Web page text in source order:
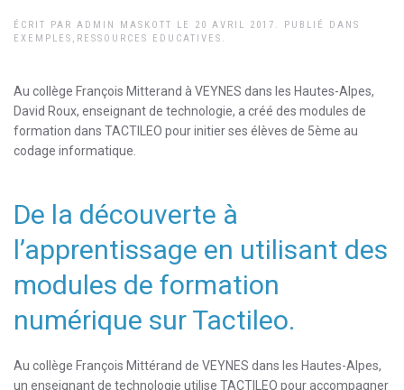
ÉCRIT PAR ADMIN MASKOTT LE 20 AVRIL 2017 . PUBLIÉ DANS
EXEMPLES , RESSOURCES EDUCATIVES .
Au collège François Mitterand à VEYNES dans les Hautes-Alpes,
David Roux, enseignant de technologie, a créé des modules de
formation dans TACTILEO pour initier ses élèves de 5ème au
codage informatique.
De la découverte à
l’apprentissage en utilisant des
modules de formation
numérique sur Tactileo.
Au collège François Mittérand de VEYNES dans les Hautes-Alpes,
un enseignant de technologie utilise TACTILEO pour accompagner